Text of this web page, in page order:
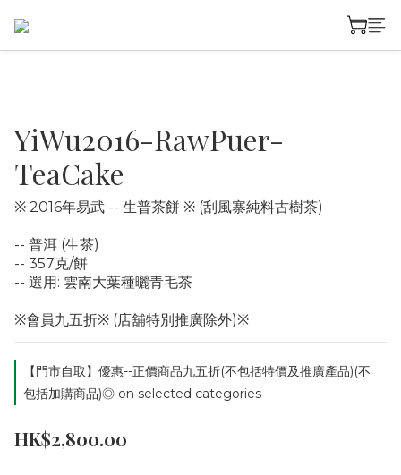
YiWu2016-RawPuer-
TeaCake
※ 2016年易武 -- 生普茶餅 ※ (刮風寨純料古樹茶)
-- 普洱 (生茶)
-- 357克/餅
-- 選用: 雲南大葉種曬青毛茶
※會員九五折※ (店舖特別推廣除外)※
【門市自取】優惠--正價商品九五折(不包括特價及推廣產品)(不
包括加購商品)◎ on selected categories
HK$2,800.00